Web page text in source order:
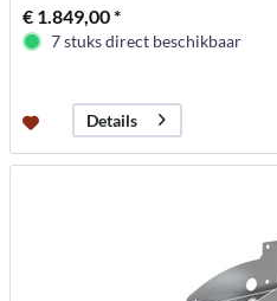
€ 1.849,00 *
7 stuks direct beschikbaar
Details